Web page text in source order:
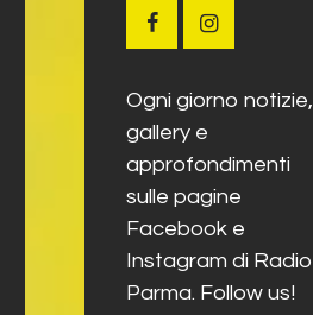
Ogni giorno notizie,
gallery e
approfondimenti
sulle pagine
Facebook e
Instagram di Radio
Parma. Follow us!